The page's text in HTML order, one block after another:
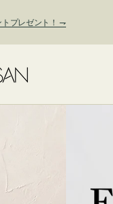
プレゼント！ ⇁
ついて